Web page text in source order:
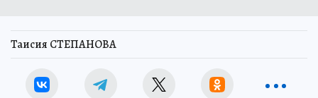
Таисия СТЕПАНОВА